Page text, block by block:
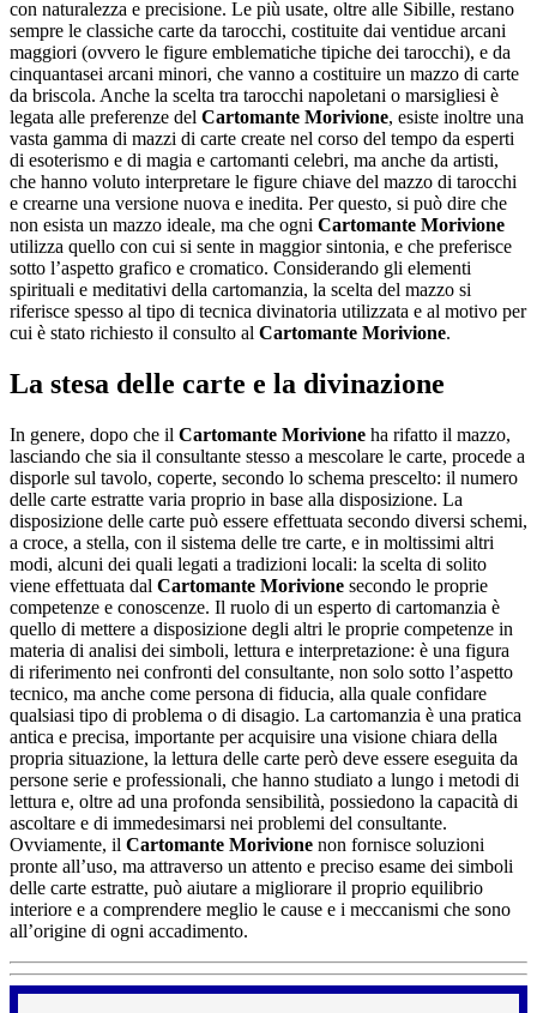
con naturalezza e precisione. Le più usate, oltre alle Sibille, restano
sempre le classiche carte da tarocchi, costituite dai ventidue arcani
maggiori (ovvero le figure emblematiche tipiche dei tarocchi), e da
cinquantasei arcani minori, che vanno a costituire un mazzo di carte
da briscola. Anche la scelta tra tarocchi napoletani o marsigliesi è
legata alle preferenze del Cartomante Morivione, esiste inoltre una
vasta gamma di mazzi di carte create nel corso del tempo da esperti
di esoterismo e di magia e cartomanti celebri, ma anche da artisti,
che hanno voluto interpretare le figure chiave del mazzo di tarocchi
e crearne una versione nuova e inedita. Per questo, si può dire che
non esista un mazzo ideale, ma che ogni Cartomante Morivione
utilizza quello con cui si sente in maggior sintonia, e che preferisce
sotto l’aspetto grafico e cromatico. Considerando gli elementi
spirituali e meditativi della cartomanzia, la scelta del mazzo si
riferisce spesso al tipo di tecnica divinatoria utilizzata e al motivo per
cui è stato richiesto il consulto al Cartomante Morivione.
La stesa delle carte e la divinazione
In genere, dopo che il Cartomante Morivione ha rifatto il mazzo,
lasciando che sia il consultante stesso a mescolare le carte, procede a
disporle sul tavolo, coperte, secondo lo schema prescelto: il numero
delle carte estratte varia proprio in base alla disposizione. La
disposizione delle carte può essere effettuata secondo diversi schemi,
a croce, a stella, con il sistema delle tre carte, e in moltissimi altri
modi, alcuni dei quali legati a tradizioni locali: la scelta di solito
viene effettuata dal Cartomante Morivione secondo le proprie
competenze e conoscenze. Il ruolo di un esperto di cartomanzia è
quello di mettere a disposizione degli altri le proprie competenze in
materia di analisi dei simboli, lettura e interpretazione: è una figura
di riferimento nei confronti del consultante, non solo sotto l’aspetto
tecnico, ma anche come persona di fiducia, alla quale confidare
qualsiasi tipo di problema o di disagio. La cartomanzia è una pratica
antica e precisa, importante per acquisire una visione chiara della
propria situazione, la lettura delle carte però deve essere eseguita da
persone serie e professionali, che hanno studiato a lungo i metodi di
lettura e, oltre ad una profonda sensibilità, possiedono la capacità di
ascoltare e di immedesimarsi nei problemi del consultante.
Ovviamente, il Cartomante Morivione non fornisce soluzioni
pronte all’uso, ma attraverso un attento e preciso esame dei simboli
delle carte estratte, può aiutare a migliorare il proprio equilibrio
interiore e a comprendere meglio le cause e i meccanismi che sono
all’origine di ogni accadimento.